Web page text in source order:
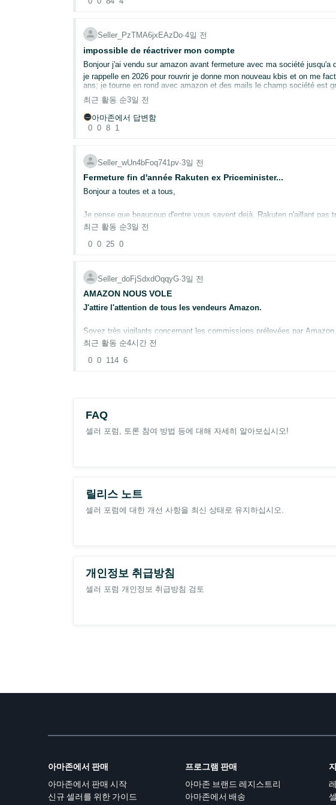
Seller_PzTMA6jxEAzDo∙4일 전
impossible de réactriver mon compte
Bonjour j'ai vendu sur amazon avant fermeture avec ma société jusqu'a
je rappelle en 2026 pour rouvrir je donne mon nouveau kbis et on me
ans; je tourne en rond avec amazon et des mails le champ société est
최근 활동 순3일 전
아마존에서 답변함
0 0 8 1
Seller_wUn4bFoq741pv∙3일 전
Fermeture fin d'année Rakuten ex Priceminister...
Bonjour a toutes et a tous,
Je pense que beaucoup d'entre vous savent dejà, Rakuten n'aillant pas trouver de
aura un concurrent de moins, les gens devrons ce rabattre sur le bon
최근 활동 순3일 전
0 0 25 0
Seller_doFjSdxdOqqyG∙3일 전
AMAZON NOUS VOLE
J'attire l'attention de tous les vendeurs Amazon.
Soyez très vigilants concernant les commissions prélevées par
grille officielle : https://sell.amazon.fr/tarifs#referral-fees)
Pourtant, dans mon cas, Amazon a prélevé 102 € de commissions sur
Je vous invite à vérifier vos paiements, de préférence via l'application
최근 활동 순4시간 전
0 0 114 6
FAQ
셀러 포럼, 토론 참여 방법 등에 대해 자세히 알아보십시오!
릴리스 노트
셀러 포럼에 대한 개선 사항을 최신 상태로 유지하십시오.
개인정보 취급방침
셀러 포럼 개인정보 취급방침 검토
아마존에서 판매
아마존에서 판매 시작
신규 셀러를 위한 가이드
프로그램 판매
아마존 브랜드 레지스트리
아마존에서 배송